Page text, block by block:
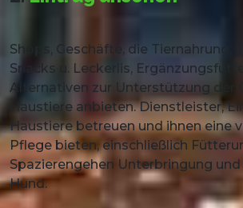
Shops, Geschäfte, die Tiernahrung,
Snacks u. Leckerlis,
Alternativen zur Unterstützung der
Haustiere anbieten. Dienstleister,
Haustiere betreuen und ihnen eine
Pflege bieten, einschließlich
Spazierengehen Unterbringung
Hund.